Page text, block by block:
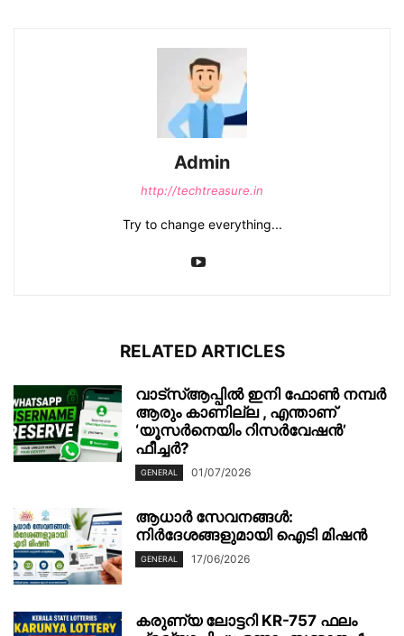
Admin
http://techtreasure.in
Try to change everything...
RELATED ARTICLES
വാട്‌സ്ആപ്പിൽ ഇനി ഫോൺ നമ്പർ
ആരും കാണില്ല , എന്താണ്
‘യൂസർനെയിം റിസർവേഷൻ’
ഫീച്ചർ?
GENERAL 01/07/2026
ആധാർ സേവനങ്ങൾ:
നിർദേശങ്ങളുമായി ഐടി മിഷൻ
GENERAL 17/06/2026
കരുണ്യ ലോട്ടറി KR-757 ഫലം